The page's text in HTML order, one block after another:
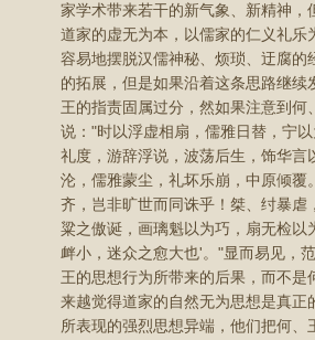
家学术带来若干的新气象、新精神
道家的虚无为本，以儒家的仁义礼
容易地摆脱汉儒神秘、烦琐、迂腐
的拓展，但是如果沿着这条思路继
王的指责固属过分，然如果注意到
说："时以浮虚相扇，儒雅日替，宁
礼度，游辞浮说，波荡后生，饰华
沦，儒雅蒙尘，礼坏乐崩，中原倾
齐，岂非旷世而同诛乎！桀、纣暴
粱之傲诞，画璃魁以为巧，扇无检
衅小，迷众之愈大也'。"显而易见，
王的思想行为所带来的后果，而不
来越觉得道家的自然无为思想是真
所表现的强烈思想异端，他们把何